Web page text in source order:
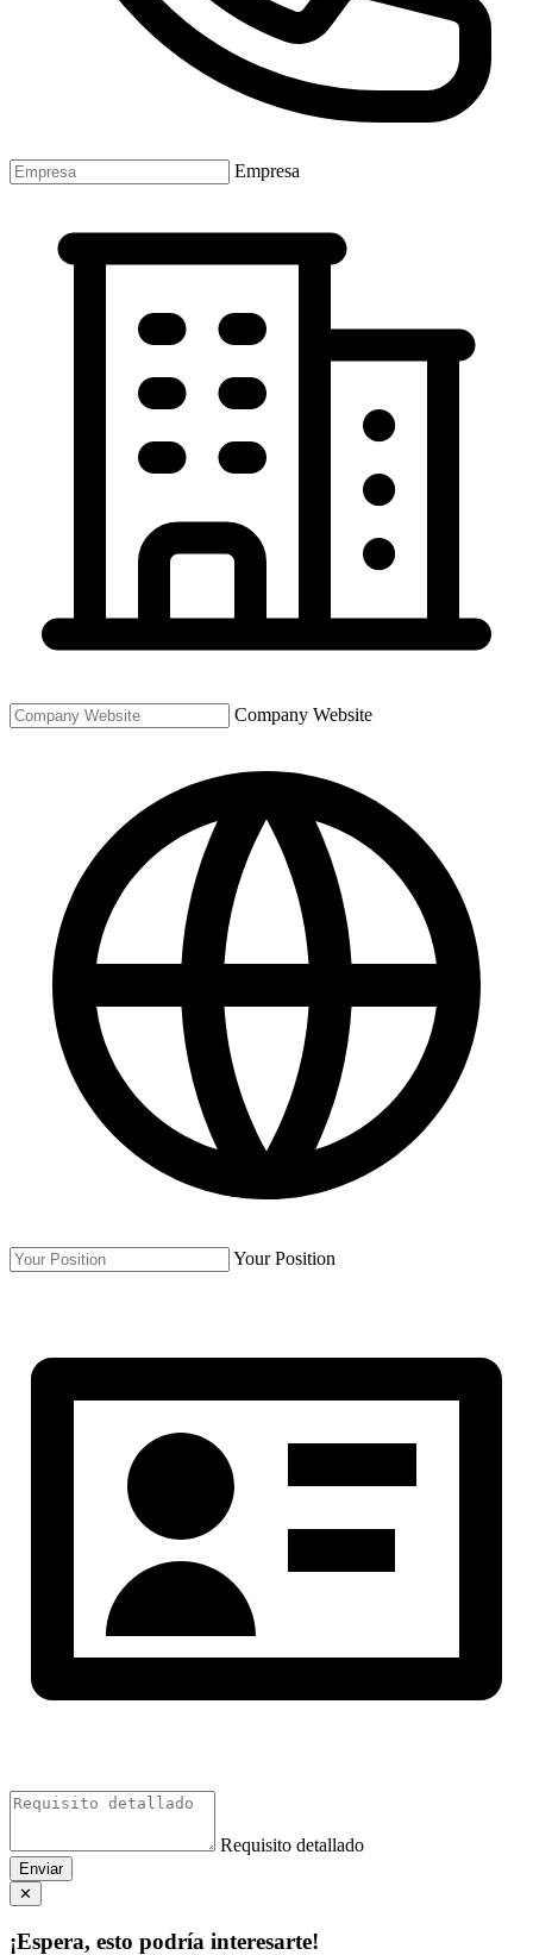
Empresa
Company Website
Your Position
Requisito detallado
Enviar
✕
¡Espera, esto podría interesarte!